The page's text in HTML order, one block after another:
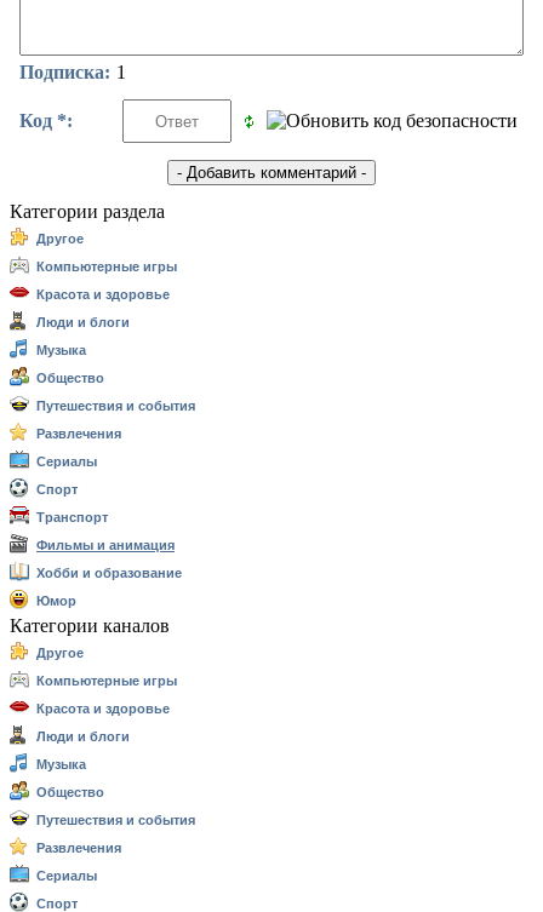
Подписка: 1
Код *:
Категории раздела
Другое
Компьютерные игры
Красота и здоровье
Люди и блоги
Музыка
Общество
Путешествия и события
Развлечения
Сериалы
Спорт
Транспорт
Фильмы и анимация
Хобби и образование
Юмор
Категории каналов
Другое
Компьютерные игры
Красота и здоровье
Люди и блоги
Музыка
Общество
Путешествия и события
Развлечения
Сериалы
Спорт